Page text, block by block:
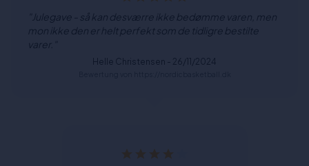
"Julegave - så kan desværre ikke bedømme varen, men
mon ikke den er helt perfekt som de tidligre bestilte
varer."
Helle Christensen - 26/11/2024